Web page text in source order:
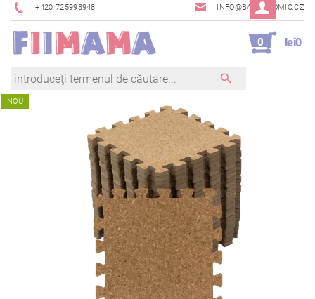
+420 725998948 INFO@BAMBINOMIO.CZ
0 lei0
NOU